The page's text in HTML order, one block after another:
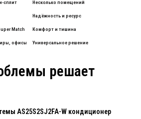
сплит Несколько помещений
Надёжность и ресурс
Match Комфорт и тишина
офисы Универсальное решение
решает
AS25S2SJ2FA-W кондиционер